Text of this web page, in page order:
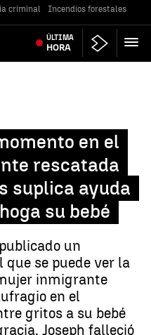
criminal Incendios forestales
ÚLTIMA
HORA
en el
rescatada
suplica ayuda
su bebé
un
que se puede ver la
inmigrante
en el
gritos a su bebé
Joseph falleció